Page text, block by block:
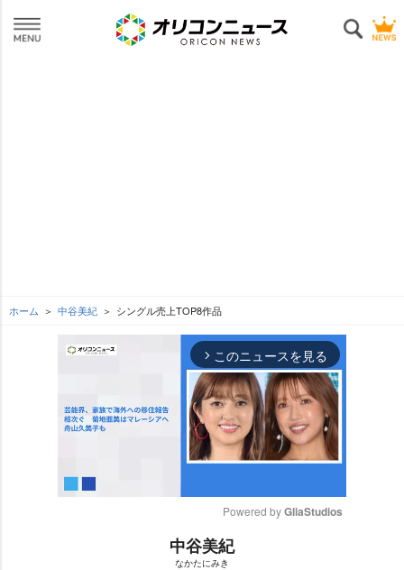
ホーム 中谷美紀 シングル売上TOP8作品
arrow_forward_ios このニュースを見る
Powered by GliaStudios
中谷美紀
なかたにみき